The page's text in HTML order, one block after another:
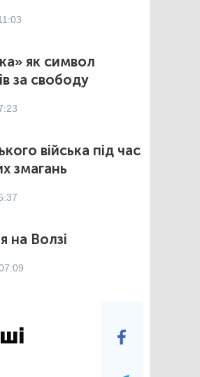
як символ
за свободу
війська під час
змагань
на Волзі